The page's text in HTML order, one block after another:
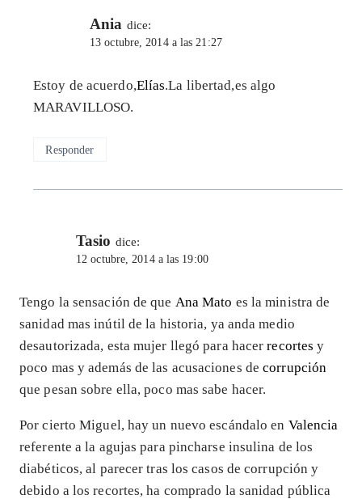
Ania dice:
13 octubre, 2014 a las 21:27
Estoy de acuerdo,Elías.La libertad,es algo
MARAVILLOSO.
Responder
Tasio dice:
12 octubre, 2014 a las 19:00
Tengo la sensación de que Ana Mato es la ministra de
sanidad mas inútil de la historia, ya anda medio
desautorizada, esta mujer llegó para hacerrecortesy
poco mas y además de las acusaciones decorrupción
que pesan sobre ella, poco mas sabe hacer.
Por cierto Miguel, hay un nuevo escándalo en Valencia
referente a la agujas para pincharse insulina de los
diabéticos, al parecer tras los casos de corrupción y
debido a los recortes, ha comprado la sanidad pública